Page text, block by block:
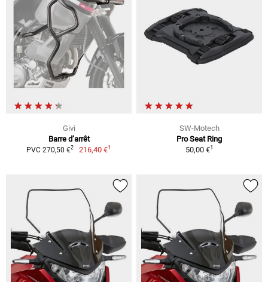
Givi
Barre d’arrêt
PVC 270,50 €2 216,40 €1
SW-Motech
Pro Seat Ring
50,00 €1